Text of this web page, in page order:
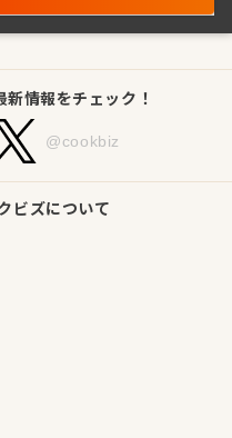
情報をチェック！
@cookbiz
ビズについて